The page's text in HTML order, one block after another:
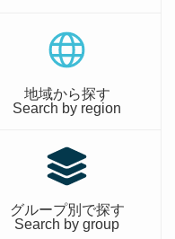
地域から探す
Search by region
グループ別で探す
Search by group